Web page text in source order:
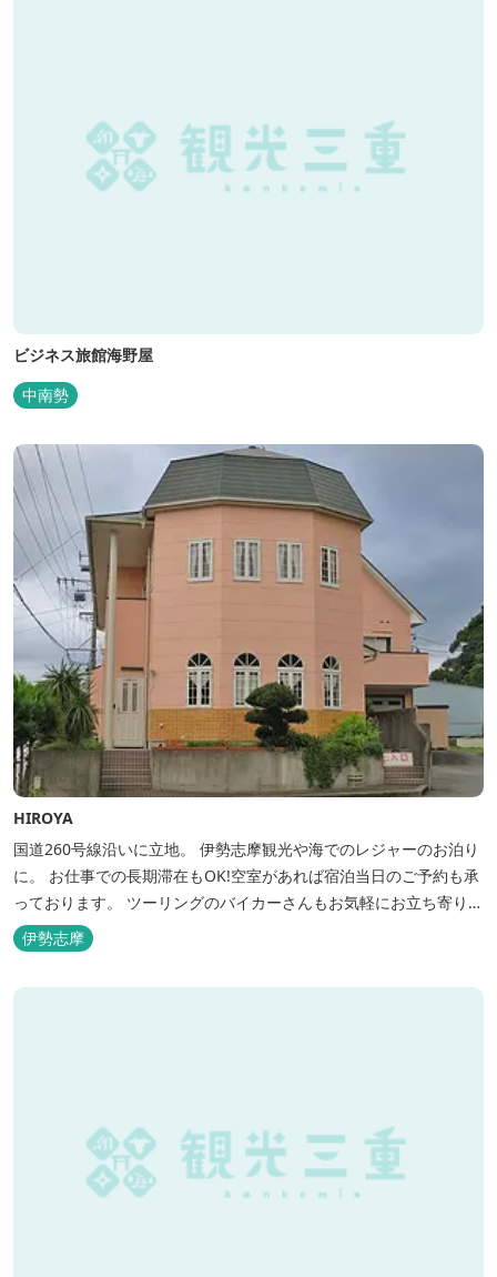
ビジネス旅館海野屋
中南勢
HIROYA
国道260号線沿いに立地。 伊勢志摩観光や海でのレジャーのお泊り
に。 お仕事での長期滞在もOK!空室があれば宿泊当日のご予約も承
っております。 ツーリングのバイカーさんもお気軽にお立ち寄りく
ださい。
伊勢志摩